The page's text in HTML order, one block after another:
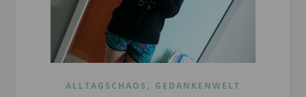
ALLTAGSCHAOS , GEDANKENWELT